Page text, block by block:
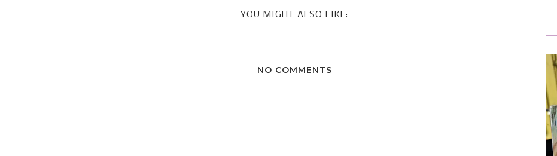
YOU MIGHT ALSO LIKE:
NO COMMENTS